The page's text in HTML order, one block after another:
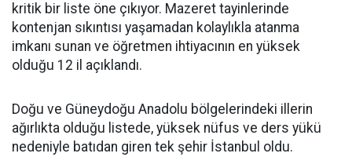
kritik bir liste öne çıkıyor. Mazeret tayinlerinde
kontenjan sıkıntısı yaşamadan kolaylıkla atanma
imkanı sunan ve öğretmen ihtiyacının en yüksek
olduğu 12 il açıklandı.
Doğu ve Güneydoğu Anadolu bölgelerindeki illerin
ağırlıkta olduğu listede, yüksek nüfus ve ders yükü
nedeniyle batıdan giren tek şehir İstanbul oldu.